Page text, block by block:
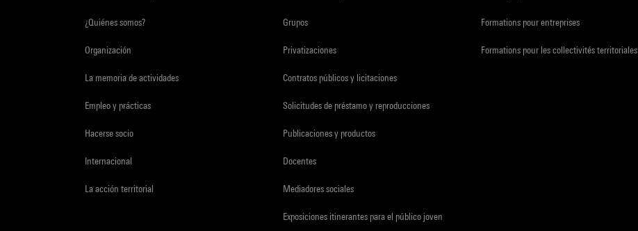
¿Quiénes somos?
Organización
La memoria de actividades
Empleo y prácticas
Hacerse socio
Internacional
La acción territorial
Grupos
Privatizaciones
Contratos públicos y licitaciones
Solicitudes de préstamo y reproducciones
Publicaciones y productos
Docentes
Mediadores sociales
Exposiciones itinerantes para el público joven
Formations pour entreprises
Formations pour les collectivités territoriales